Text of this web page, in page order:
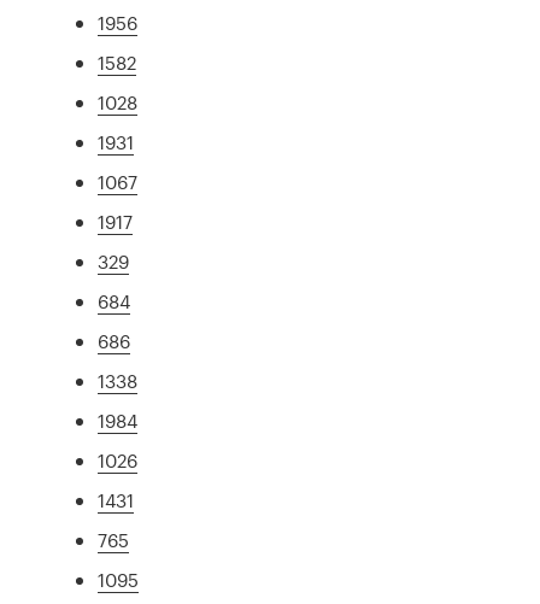
1956
1582
1028
1931
1067
1917
329
684
686
1338
1984
1026
1431
765
1095